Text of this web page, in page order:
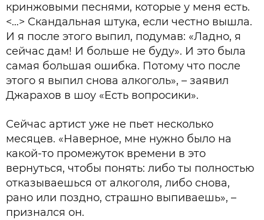
кринжовыми песнями, которые у меня есть.
<…> Скандальная штука, если честно вышла.
И я после этого выпил, подумав: «Ладно, я
сейчас дам! И больше не буду». И это была
самая большая ошибка. Потому что после
этого я выпил снова алкоголь», – заявил
Джарахов в шоу «Есть вопросики».
Сейчас артист уже не пьет несколько
месяцев. «Наверное, мне нужно было на
какой-то промежуток времени в это
вернуться, чтобы понять: либо ты полностью
отказываешься от алкоголя, либо снова,
рано или поздно, страшно выпиваешь», –
признался он.